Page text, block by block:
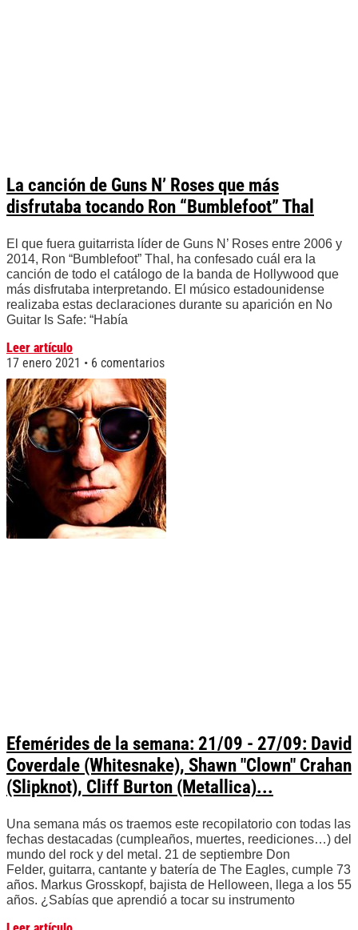
La canción de Guns N’ Roses que más
disfrutaba tocando Ron “Bumblefoot” Thal
El que fuera guitarrista líder de Guns N’ Roses entre 2006 y
2014, Ron “Bumblefoot” Thal, ha confesado cuál era la
canción de todo el catálogo de la banda de Hollywood que
más disfrutaba interpretando. El músico estadounidense
realizaba estas declaraciones durante su aparición en No
Guitar Is Safe: “Había
Leer artículo
17 enero 2021
6 comentarios
Efemérides de la semana: 21/09 - 27/09: David
Coverdale (Whitesnake), Shawn "Clown" Crahan
(Slipknot), Cliff Burton (Metallica)...
Una semana más os traemos este recopilatorio con todas las
fechas destacadas (cumpleaños, muertes, reediciones…) del
mundo del rock y del metal. 21 de septiembre Don
Felder, guitarra, cantante y batería de The Eagles, cumple 73
años. Markus Grosskopf, bajista de Helloween, llega a los 55
años. ¿Sabías que aprendió a tocar su instrumento